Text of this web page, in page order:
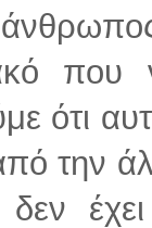
που
την